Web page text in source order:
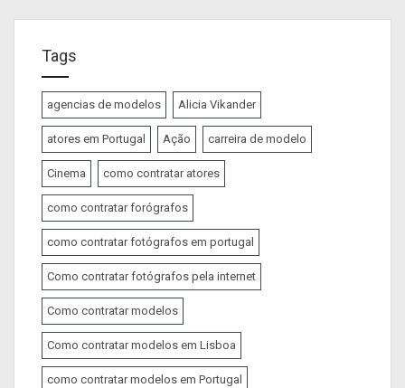
Tags
agencias de modelos Alicia Vikander
atores em Portugal Ação carreira de modelo
Cinema como contratar atores
como contratar forógrafos
como contratar fotógrafos em portugal
Como contratar fotógrafos pela internet
Como contratar modelos
Como contratar modelos em Lisboa
como contratar modelos em Portugal